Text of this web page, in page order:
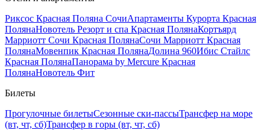
Риксос Красная Поляна СочиАпартаменты Курорта Красная
ПолянаНовотель Резорт и спа Красная ПолянаКортъярд
Марриотт Сочи Красная ПолянаСочи Марриотт Красная
ПолянаМовенпик Красная ПолянаДолина 960Ибис Стайлс
Красная ПолянаПанорама by Mercure Красная
ПолянаНовотель Фит
Билеты
Прогулочные билетыСезонные ски-пассыТрансфер на море
(вт, чт, сб)Трансфер в горы (вт, чт, сб)